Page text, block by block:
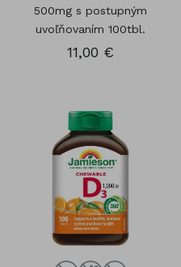
500mg s postupným
uvoľňovaním 100tbl.
11,00 €